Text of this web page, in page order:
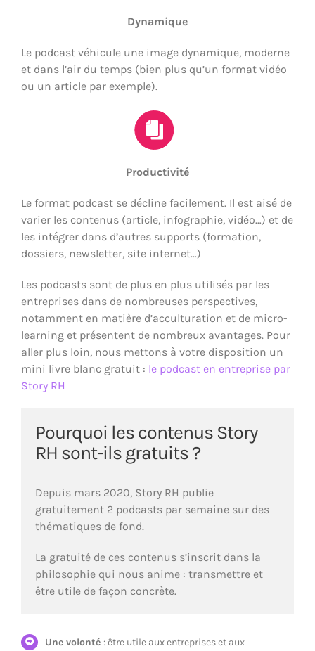
Dynamique
Le podcast véhicule une image dynamique, moderne
et dans l’air du temps (bien plus qu’un format vidéo
ou un article par exemple).
Productivité
Le format podcast se décline facilement. Il est aisé de
varier les contenus (article, infographie, vidéo…) et de
les intégrer dans d’autres supports (formation,
dossiers, newsletter, site internet…)
Les podcasts sont de plus en plus utilisés par les
entreprises dans de nombreuses perspectives,
notamment en matière d’acculturation et de micro-
learning et présentent de nombreux avantages. Pour
aller plus loin, nous mettons à votre disposition un
mini livre blanc gratuit : le podcast en entreprise par
Story RH
Pourquoi les contenus Story
RH sont-ils gratuits ?
Depuis mars 2020, Story RH publie
gratuitement 2 podcasts par semaine sur des
thématiques de fond.
La gratuité de ces contenus s’inscrit dans la
philosophie qui nous anime : transmettre et
être utile de façon concrète.
Une volonté : être utile aux entreprises et aux